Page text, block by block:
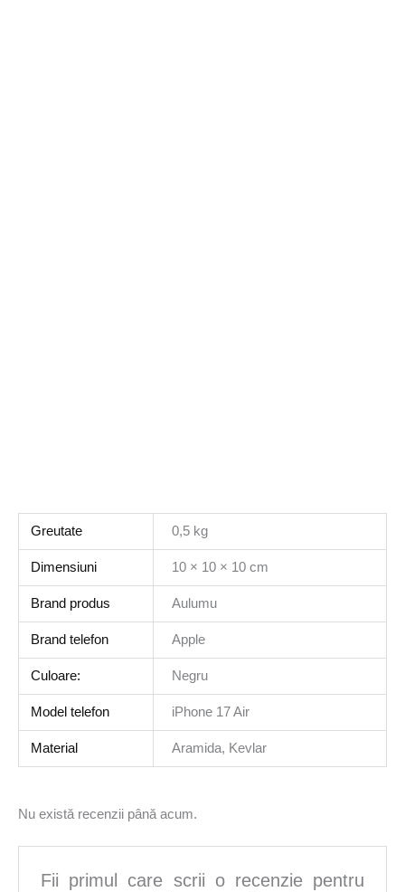
Greutate 0,5 kg
Dimensiuni 10 × 10 × 10 cm
Brand produs Aulumu
Brand telefon Apple
Culoare: Negru
Model telefon iPhone 17 Air
Material Aramida, Kevlar
Nu există recenzii până acum.
Fii primul care scrii o recenzie pentru